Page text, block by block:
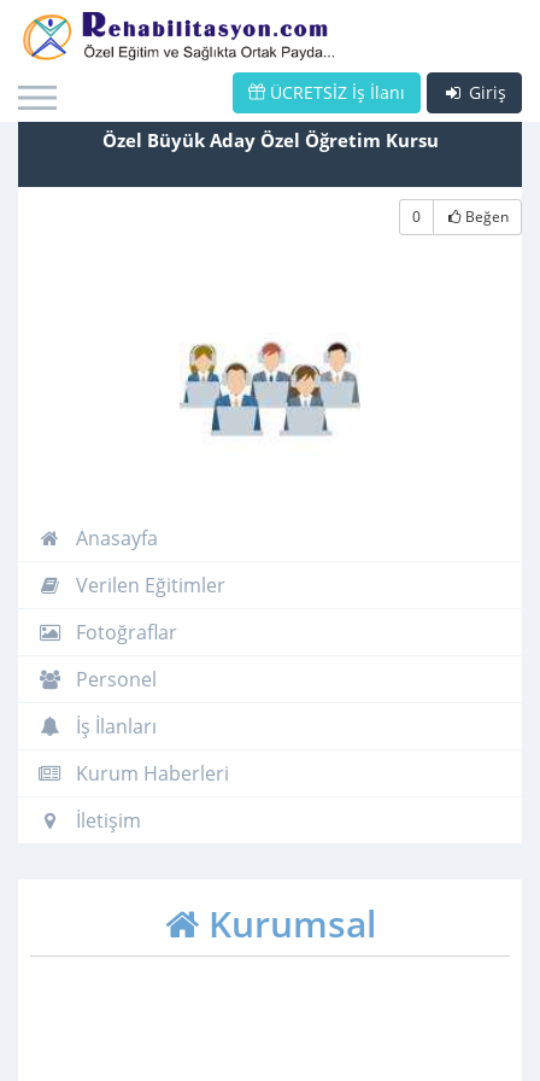
Giriş
ÜCRETSİZ İş İlanı
Özel Büyük Aday Özel Öğretim Kursu
0 Beğen
Anasayfa
Verilen Eğitimler
Fotoğraflar
Personel
İş İlanları
Kurum Haberleri
İletişim
Kurumsal